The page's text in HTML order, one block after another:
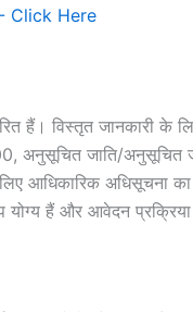
Click Here
हैं। विस्तृत जानकारी के
अनुसूचित जाति/अनुसूचित
लिए आधिकारिक अधिसूचना
हैं और आवेदन प्रक्रिया